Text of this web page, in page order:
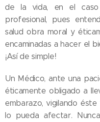
de la vida, en el
profesional, pues
salud obra moral y
encaminadas a hacer el
¡Así de simple!
Un Médico, ante una
éticamente obligado a
embarazo, vigilando
lo pueda afectar.